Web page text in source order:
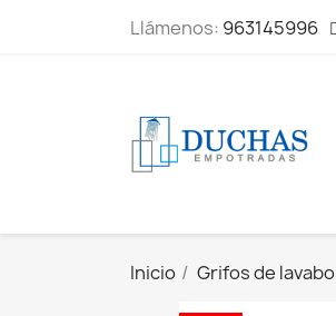
Llámenos: 963145996
Inicio Grifos de lavabo